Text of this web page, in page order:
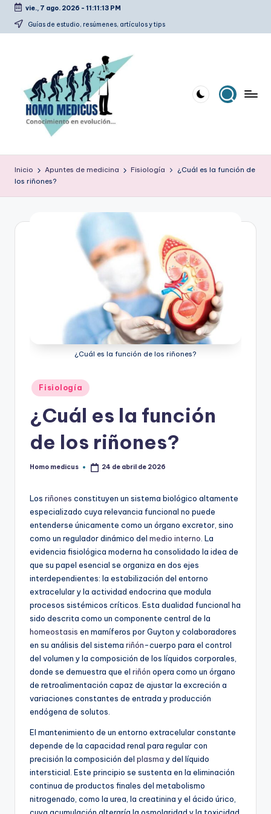
Saltar
vie., 7 ago. 2026 - 11:11:14 PM
Guías de estudio, resúmenes, artículos y tips
o
m
estudio,
Inicio Apuntes de medicina Fisiología
¿Cuál es la función de
los riñones?
¿Cuál es la función de los riñones?
Publicado
en
Fisiología
¿Cuál es la función
de los riñones?
Publicado
Homo medicus 24 de abril de 2026
Los riñones constituyen un sistema biológico altamente
especializado cuya relevancia funcional no puede
entenderse únicamente como un órgano excretor, sino
como un regulador dinámico del medio interno . La
evidencia fisiológica moderna ha consolidado la idea de
que su papel esencial se organiza en dos ejes
interdependientes: la estabilización del entorno
extracelular y la actividad endocrina que modula
procesos sistémicos críticos. Esta dualidad funcional ha
sido descrita como un componente central de la
homeostasis en mamíferos por Guyton y colaboradores
en su análisis del sistema riñón-cuerpo para el control
del volumen y la composición de los líquidos corporales,
donde se demuestra que el riñón opera como un órgano
de retroalimentación capaz de ajustar la excreción a
variaciones constantes de entrada y producción
endógena de solutos.
El mantenimiento de un entorno extracelular constante
depende de la capacidad renal para regular con
precisión la composición del plasma y del líquido
intersticial. Este principio se sustenta en la eliminación
continua de productos finales del metabolismo
nitrogenado, como la urea, la creatinina y el ácido úrico,